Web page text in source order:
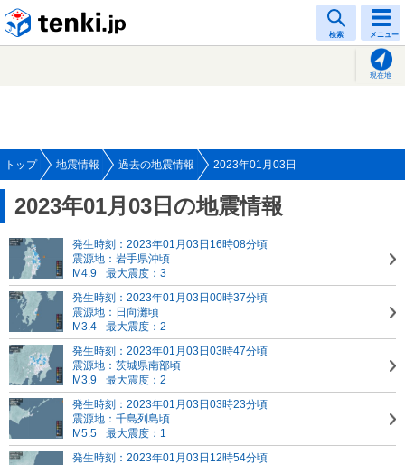
検索 メニュー
現在地
トップ 地震情報 過去の地震情報 2023年01月03日
2023年01月03日の地震情報
発生時刻：2023年01月03日16時08分頃
震源地：岩手県沖頃
M4.9
最大震度：3
発生時刻：2023年01月03日00時37分頃
震源地：日向灘頃
M3.4
最大震度：2
発生時刻：2023年01月03日03時47分頃
震源地：茨城県南部頃
M3.9
最大震度：2
発生時刻：2023年01月03日03時23分頃
震源地：千島列島頃
M5.5
最大震度：1
発生時刻：2023年01月03日12時54分頃